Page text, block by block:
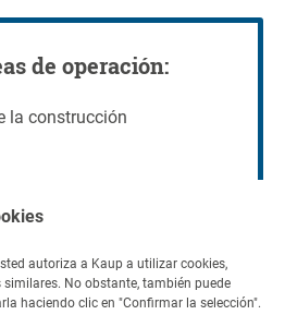
de operación:
la construcción
autoriza a Kaup a utilizar cookies,
No obstante, también puede
haciendo clic en "Confirmar la selección".